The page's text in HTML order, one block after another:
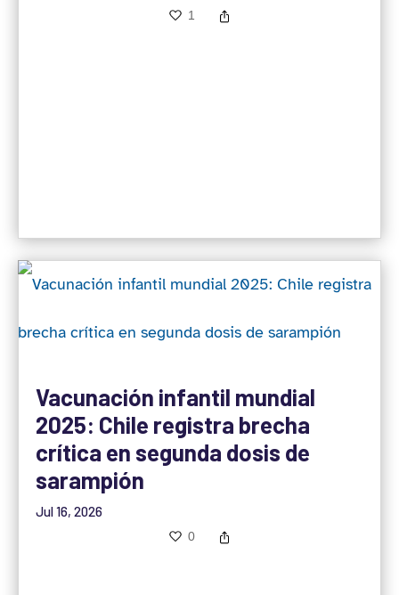
1
Vacunación infantil mundial
2025: Chile registra brecha
crítica en segunda dosis de
sarampión
Jul 16, 2026
0